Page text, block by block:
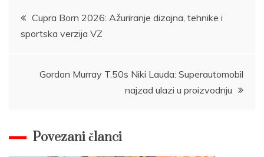
Post
navigation
Cupra Born 2026: Ažuriranje dizajna, tehnike i
sportska verzija VZ
Gordon Murray T.50s Niki Lauda: Superautomobil
najzad ulazi u proizvodnju
Povezani članci